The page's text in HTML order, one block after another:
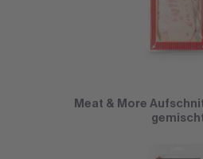
Meat & More